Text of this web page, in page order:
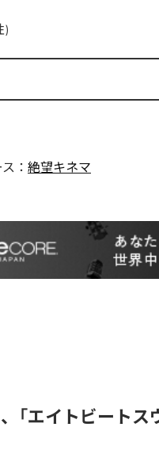
)
： 絶望キネマ
「エイトビートス